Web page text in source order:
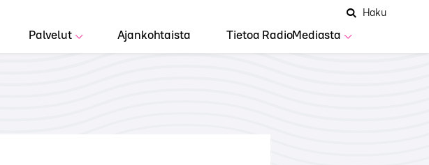
Palvelut Ajankohtaista Tietoa RadioMediasta
AvaaHaku
Hae